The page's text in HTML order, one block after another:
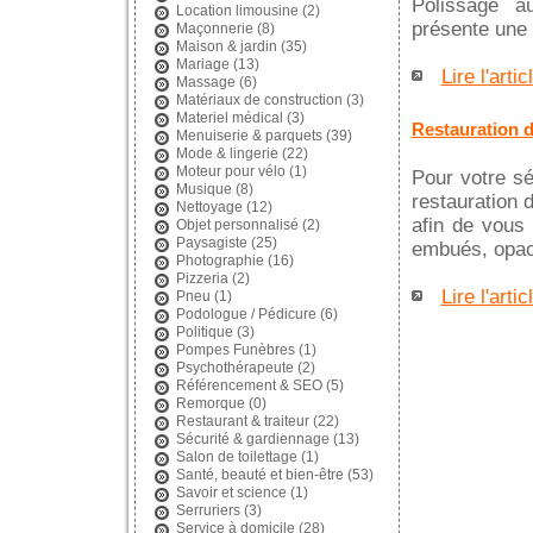
Location limousine (2)
Maçonnerie (8)
Maison & jardin (35)
Mariage (13)
Massage (6)
Matériaux de construction (3)
Materiel médical (3)
Menuiserie & parquets(39)
Mode & lingerie (22)
Moteur pour vélo (1)
Musique (8)
Nettoyage (12)
Objet personnalisé (2)
Paysagiste (25)
Photographie (16)
Pizzeria (2)
Pneu (1)
Podologue / Pédicure (6)
Politique (3)
Pompes Funèbres(1)
Psychothérapeute (2)
Référencement & SEO(5)
Remorque (0)
Restaurant & traiteur(22)
Sécurité & gardiennage (13)
Salon de toilettage (1)
Santé, beauté et bien-être (53)
Savoir et science (1)
Serruriers(3)
Service à domicile (28)
Polissage
présente
Lire
Restauration
Pour votre
restauration
afin de
embués,
Lire